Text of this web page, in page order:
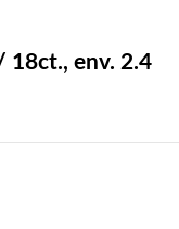
18ct., env. 2.4